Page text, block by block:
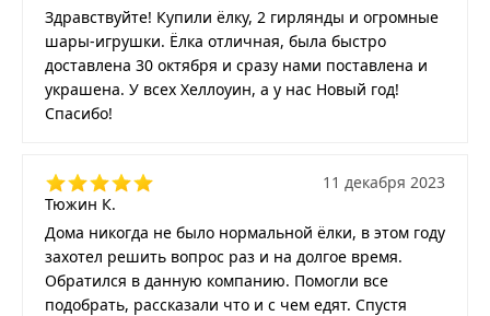
Здравствуйте! Купили ёлку, 2 гирлянды и огромные
шары-игрушки. Ёлка отличная, была быстро
доставлена 30 октября и сразу нами поставлена и
украшена. У всех Хеллоуин, а у нас Новый год!
Спасибо!
Тюжин К.
11 декабря 2023
Дома никогда не было нормальной ёлки, в этом году
захотел решить вопрос раз и на долгое время.
Обратился в данную компанию. Помогли все
подобрать, рассказали что и с чем едят. Спустя